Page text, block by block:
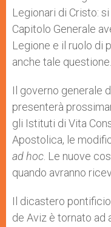
Legionari di Cristo:
Capitolo Generale
Legione e il ruolo di
anche tale questione.
Il governo generale
presenterà
gli Istituti di Vita
Apostolica, le
ad hoc . Le nuove
quando avranno
Il dicastero
de Aviz è tornato ad